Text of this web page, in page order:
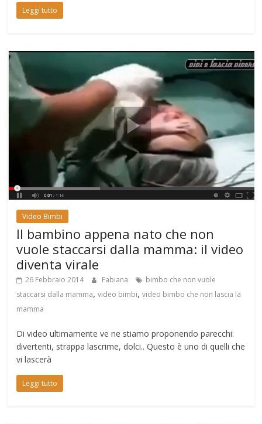
Leggi tutto
Video Bimbi
Il bambino appena nato che non
vuole staccarsi dalla mamma: il video
diventa virale
26 Febbraio 2014 Fabiana
bimbo che non vuole
staccarsi dalla mamma,video bimbi,video bimbo che non lascia la
mamma
Di video ultimamente ve ne stiamo proponendo parecchi:
divertenti, strappa lascrime, dolci.. Questo è uno di quelli che
vi lascerà
Leggi tutto